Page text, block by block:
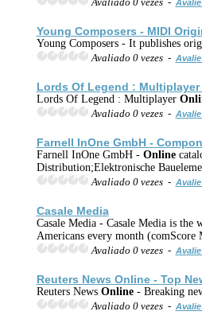
Young Composers - MIDI
Young Composers - It publishes
Avaliado 0 vezes -
Lords Of Legend : Multiplayer
Lords Of Legend : Multiplayer
Avaliado 0 vezes -
Farnell InOne GmbH -
Farnell InOne GmbH - Online
Distribution;Elektronische
Avaliado 0 vezes -
Casale Media
Casale Media - Casale Media is
Americans every month (comScore
Avaliado 0 vezes -
Reuters News Online- Top
Reuters News Online- Breaking
Avaliado 0 vezes -